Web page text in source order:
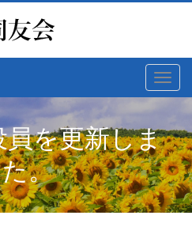
員を更新しま
。